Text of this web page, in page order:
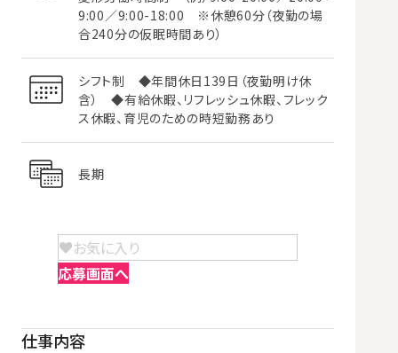
9:00／9:00-18:00 ※休憩60分（夜勤の場
合240分の仮眠時間あり）
シフト制 ◆年間休日139日（夜勤明け休
含） ◆有給休暇、リフレッシュ休暇、フレック
ス休暇、育児のための時短勤務あり
長期
お気に入り
応募画面へ
仕事内容